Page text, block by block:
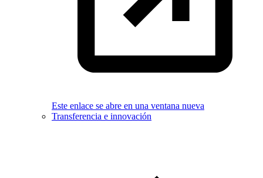
Este enlace se abre en una ventana nueva
Transferencia e innovación